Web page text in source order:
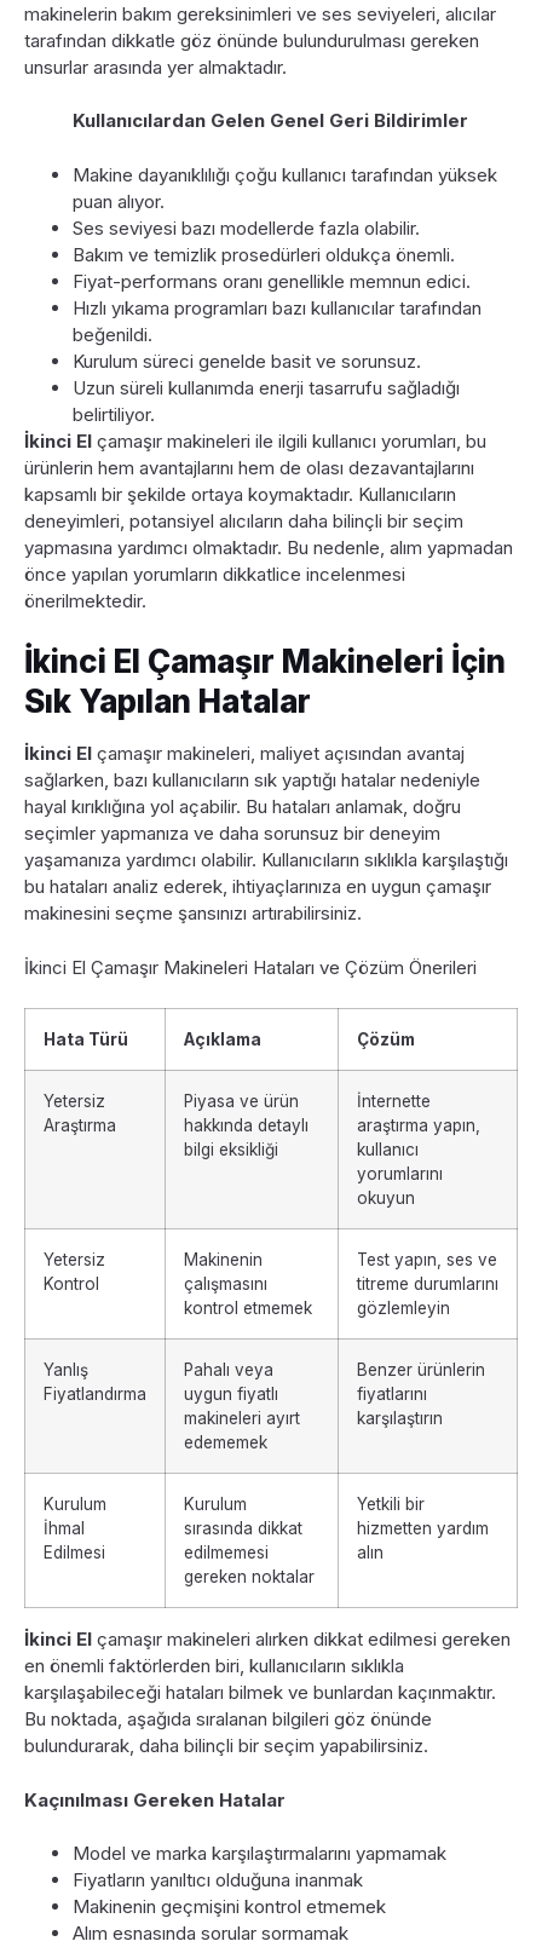
makinelerin bakım gereksinimleri ve ses seviyeleri, alıcılar
tarafından dikkatle göz önünde bulundurulması gereken
unsurlar arasında yer almaktadır.
Kullanıcılardan Gelen Genel Geri Bildirimler
Makine dayanıklılığı çoğu kullanıcı tarafından yüksek
puan alıyor.
Ses seviyesi bazı modellerde fazla olabilir.
Bakım ve temizlik prosedürleri oldukça önemli.
Fiyat-performans oranı genellikle memnun edici.
Hızlı yıkama programları bazı kullanıcılar tarafından
beğenildi.
Kurulum süreci genelde basit ve sorunsuz.
Uzun süreli kullanımda enerji tasarrufu sağladığı
belirtiliyor.
İkinci El çamaşır makineleri ile ilgili kullanıcı yorumları, bu
ürünlerin hem avantajlarını hem de olası dezavantajlarını
kapsamlı bir şekilde ortaya koymaktadır. Kullanıcıların
deneyimleri, potansiyel alıcıların daha bilinçli bir seçim
yapmasına yardımcı olmaktadır. Bu nedenle, alım yapmadan
önce yapılan yorumların dikkatlice incelenmesi
önerilmektedir.
İkinci El Çamaşır Makineleri İçin
Sık Yapılan Hatalar
İkinci El çamaşır makineleri, maliyet açısından avantaj
sağlarken, bazı kullanıcıların sık yaptığı hatalar nedeniyle
hayal kırıklığına yol açabilir. Bu hataları anlamak, doğru
seçimler yapmanıza ve daha sorunsuz bir deneyim
yaşamanıza yardımcı olabilir. Kullanıcıların sıklıkla karşılaştığı
bu hataları analiz ederek, ihtiyaçlarınıza en uygun çamaşır
makinesini seçme şansınızı artırabilirsiniz.
İkinci El Çamaşır Makineleri Hataları ve Çözüm Önerileri
Hata Türü Açıklama Çözüm
Yetersiz
Araştırma
Piyasa ve ürün
hakkında detaylı
bilgi eksikliği
İnternette
araştırma yapın,
kullanıcı
yorumlarını
okuyun
Yetersiz
Kontrol
Makinenin
çalışmasını
kontrol etmemek
Test yapın, ses ve
titreme durumlarını
gözlemleyin
Yanlış
Fiyatlandırma
Pahalı veya
uygun fiyatlı
makineleri ayırt
edememek
Benzer ürünlerin
fiyatlarını
karşılaştırın
Kurulum
İhmal
Edilmesi
Kurulum
sırasında dikkat
edilmemesi
gereken noktalar
Yetkili bir
hizmetten yardım
alın
İkinci El çamaşır makineleri alırken dikkat edilmesi gereken
en önemli faktörlerden biri, kullanıcıların sıklıkla
karşılaşabileceği hataları bilmek ve bunlardan kaçınmaktır.
Bu noktada, aşağıda sıralanan bilgileri göz önünde
bulundurarak, daha bilinçli bir seçim yapabilirsiniz.
Kaçınılması Gereken Hatalar
Model ve marka karşılaştırmalarını yapmamak
Fiyatların yanıltıcı olduğuna inanmak
Makinenin geçmişini kontrol etmemek
Alım esnasında sorular sormamak